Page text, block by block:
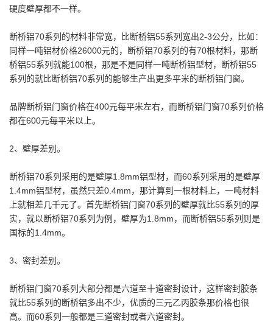
硬度壁厚都不一样。
断桥铝70系列的材料非常宽，比断桥铝55系列宽出2-3公分，比如：
同样一吨铝材价格26000元的，断桥铝70系列的有70根材料，那断
桥铝55系列就能100根，那是不是同样一吨断桥铝型材，断桥铝55
系列的就比断桥铝70系列的能够生产出更多平米的断桥铝门窗。
品牌断桥铝门窗价格在400元每平米左右，而断桥铝门窗70系列价格
都在600元每平米以上。
2、壁厚差别。
断桥铝70系列采用的是壁厚1.8mm铝型材，而60系列采用的是壁厚
1.4mm铝型材，虽然只差0.4mm，那计算到一根材料上，一吨材料
上就相差几千元了。首先断桥铝门窗70系列的壁厚就比55系列的厚
实，就以断桥铝70系列为例，壁厚为1.8mm，而断桥铝55系列则是
国标的1.4mm。
3、密封差别。
断桥铝门窗70系列大部分都是六道至十道密封设计，这样密封胶条
就比55系列的断桥铝多出不少，优质的三元乙丙胶条那价格也很
高。而60系列一般都是三道密封或者六道密封。